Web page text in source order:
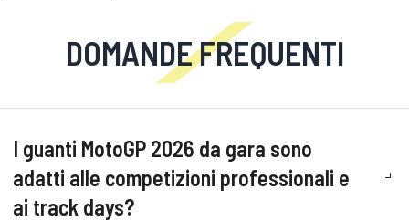
DOMANDE FREQUENTI
I guanti MotoGP 2026 da gara sono
adatti alle competizioni professionali e
ai track days?